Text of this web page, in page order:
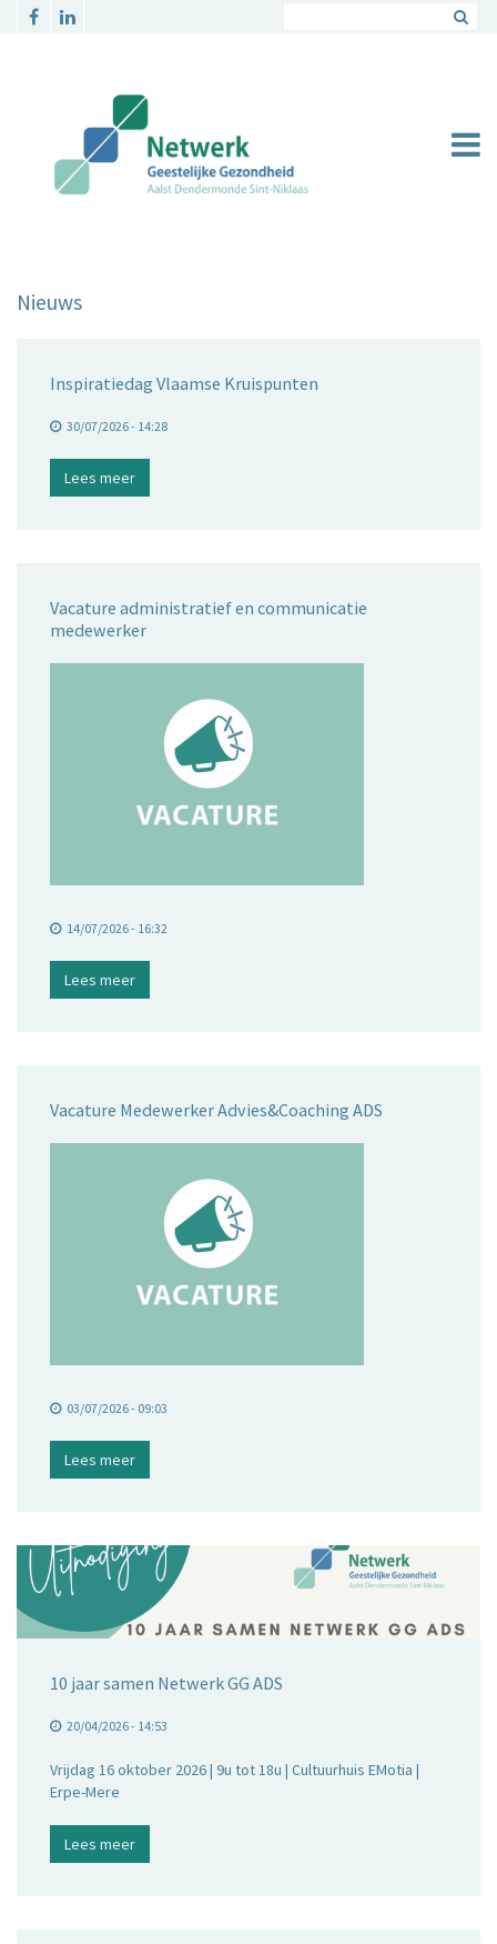
Overslaan en naar de inhoud gaan
Nieuws
Inspiratiedag Vlaamse Kruispunten
30/07/2026 - 14:28
Lees meer
Vacature administratief en communicatie
medewerker
14/07/2026 - 16:32
Lees meer
Vacature Medewerker Advies&Coaching ADS
03/07/2026 - 09:03
Lees meer
10 jaar samen Netwerk GG ADS
20/04/2026 - 14:53
Vrijdag 16 oktober 2026 | 9u tot 18u | Cultuurhuis EMotia |
Erpe-Mere
Lees meer